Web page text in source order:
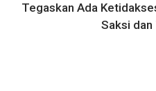
Tegaskan Ada
Saksi